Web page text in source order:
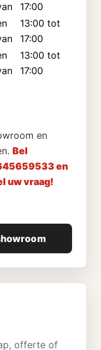
17:00
13:00 tot
17:00
13:00 tot
17:00
en
Bel
en
uw vraag!
offerte of